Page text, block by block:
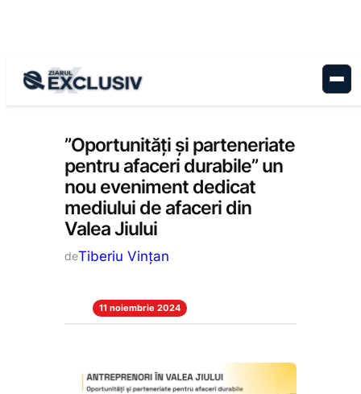
Economie, Stiri la zi
”Oportunități și parteneriate
pentru afaceri durabile” un
nou eveniment dedicat
mediului de afaceri din
Valea Jiului
deTiberiu Vințan
11 noiembrie 2024